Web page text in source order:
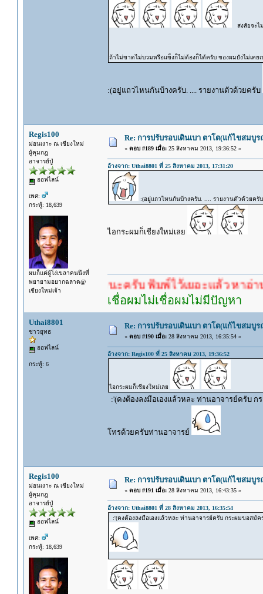
สงสัยจะไ
ถ้าไม่ขาดไม่บวมหรือแข็งก็ไม่ต้องก็ได้ครับ ของผมยังไม่เคยเ
:(อยู่แถวไหนกันบ้างครับ. .... รายงานตัวด้วยครับ
Regis100
ม่อนเงาะ ณ เชียงใหม่
ผู้คุมกฎ
อาจารย์ปู่
ออฟไลน์
เพศ:
กระทู้: 18,639
ผมก็แค่ผู้โง่เขลาคนนึงที่
พยายามอยากฉลาด@
เชียงใหม่เจ้า
Re: การปรับรอบเดินเบา ตาโต(แก้ไขสมบู
« ตอบ #189 เมื่อ:25 สิงหาคม 2013, 19:36:52 »
อ้างจาก: Uthai8801 ที่ 25 สิงหาคม 2013, 17:31:20
:(อยู่แถวไหนกันบ้างครับ. .... รายงานตัวด้วยครั
ไอกระผมก็เชียงใหม่เลย
อคำตอบนะครับ พิมพ์ไว้เยอะแล้ว หาอ่านกันดู
เชื่อผมไม่เชื่อผมไม่มีปัญหา
Uthai8801
ชาวยุทธ
ออฟไลน์
กระทู้: 6
Re: การปรับรอบเดินเบา ตาโต(แก้ไขสมบู
« ตอบ #190 เมื่อ:28 สิงหาคม 2013, 16:35:54 »
อ้างจาก: Regis100 ที่ 25 สิงหาคม 2013, 19:36:52
ไอกระผมก็เชียงใหม่เลย
:'(คงต้องลงมือเองแล้วหละ ท่านอาจารย์ครับ
โทรด้วยครับท่านอาจารย์
Regis100
ม่อนเงาะ ณ เชียงใหม่
ผู้คุมกฎ
อาจารย์ปู่
ออฟไลน์
เพศ:
กระทู้: 18,639
Re: การปรับรอบเดินเบา ตาโต(แก้ไขสมบู
« ตอบ #191 เมื่อ:28 สิงหาคม 2013, 16:43:35 »
อ้างจาก: Uthai8801 ที่ 28 สิงหาคม 2013, 16:35:54
:'(คงต้องลงมือเองแล้วหละ ท่านอาจารย์ครับ กระผมขอส